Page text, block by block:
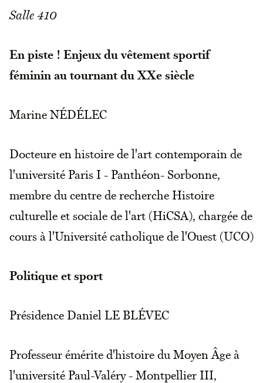
Salle 410
En piste ! Enjeux du vêtement sportif
féminin au tournant du XXe siècle
Marine NÉDÉLEC
Docteure en histoire de l'art contemporain de
l'université Paris I - Panthéon- Sorbonne,
membre du centre de recherche Histoire
culturelle et sociale de l'art (HiCSA), chargée de
cours à l'Université catholique de l'Ouest (UCO)
Politique et sport
Présidence Daniel LE BLÉVEC
Professeur émérite d'histoire du Moyen Âge à
l'université Paul-Valéry - Montpellier III,